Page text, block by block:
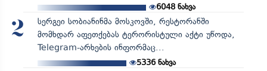
6048 ნახვა
2
სერგეი სობიანინმა მოსკოვში, რესტორანში
მომხდარ აფეთქებას ტერორისტული აქტი უწოდა,
Telegram-არხების ინფორმაც...
5336ნახვა